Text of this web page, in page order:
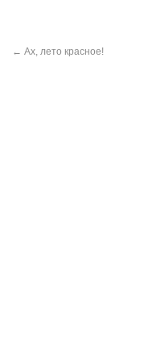
← Ах, лето красное!